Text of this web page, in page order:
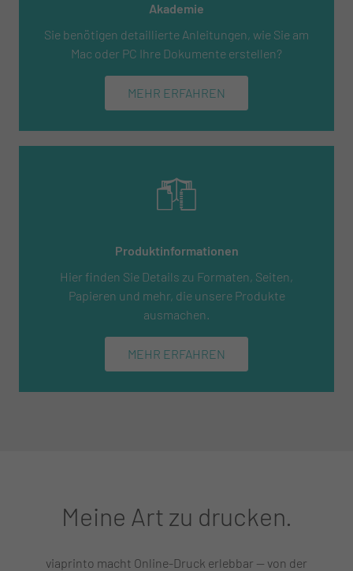
Akademie
Sie benötigen detaillierte Anleitungen, wie Sie am
Mac oder PC Ihre Dokumente erstellen?
MEHR ERFAHREN
Produktinformationen
Hier finden Sie Details zu Formaten, Seiten,
Papieren und mehr, die unsere Produkte
ausmachen.
MEHR ERFAHREN
Meine Art zu drucken.
viaprinto macht Online-Druck erlebbar — von der